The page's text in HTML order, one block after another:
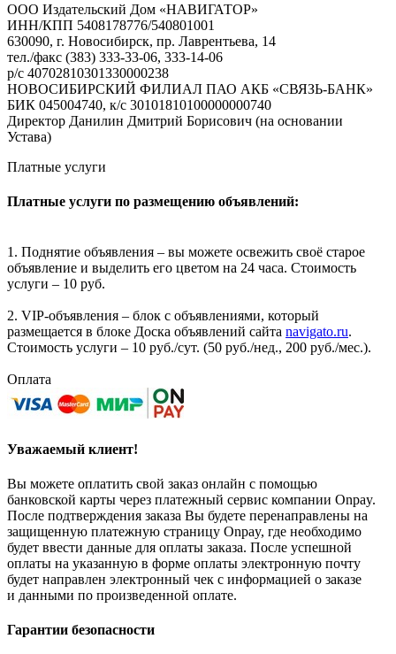
ООО Издательский Дом «НАВИГАТОР»
ИНН/КПП 5408178776/540801001
630090, г. Новосибирск, пр. Лаврентьева, 14
тел./факс (383) 333-33-06, 333-14-06
р/с 40702810301330000238
НОВОСИБИРСКИЙ ФИЛИАЛ ПАО АКБ «СВЯЗЬ-БАНК»
БИК 045004740, к/с 30101810100000000740
Директор Данилин Дмитрий Борисович (на основании
Устава)
Платные услуги
Платные услуги по размещению объявлений:
1. Поднятие объявления – вы можете освежить своё старое
объявление и выделить его цветом на 24 часа. Стоимость
услуги – 10 руб.
2. VIP-объявления – блок с объявлениями, который
размещается в блоке Доска объявлений сайта navigato.ru.
Стоимость услуги – 10 руб./сут. (50 руб./нед., 200 руб./мес.).
Оплата
Уважаемый клиент!
Вы можете оплатить свой заказ онлайн с помощью
банковской карты через платежный сервис компании Onpay.
После подтверждения заказа Вы будете перенаправлены на
защищенную платежную страницу Onpay, где необходимо
будет ввести данные для оплаты заказа. После успешной
оплаты на указанную в форме оплаты электронную почту
будет направлен электронный чек с информацией о заказе
и данными по произведенной оплате.
Гарантии безопасности